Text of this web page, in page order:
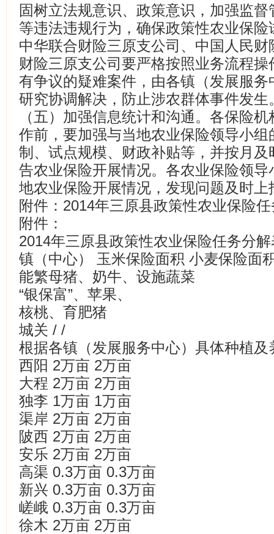
固树立法规意识、政策意识，加强监
等违法违规行为，确保政策性农业保
中华联合财险三原支公司、中国人民
财险三原支公司要严格按照业务流程
有争议的疑难案件，由各镇（发展服
研究协调解决，防止涉农群体事件发生
（五）加强信息统计和沟通。各保险
作前，要加强与当地农业保险领导小
制、试点规模、财政补贴等，并按月
告农业保险开展情况。各农业保险领
地农业保险开展情况，发现问题及时上
附件：2014年三原县政策性农业保险
附件：
2014年三原县政策性农业保险任务分
镇（中心） 玉米保险面积 小麦保险面
能繁母猪、奶牛、设施蔬菜
“银保富”、苹果、
核桃、育肥猪
城关 / /
根据各镇（发展服务中心）具体种植
西阳 2万亩 2万亩
大程 2万亩 2万亩
独李 1万亩 1万亩
渠岸 2万亩 2万亩
陂西 2万亩 2万亩
安乐 2万亩 2万亩
高渠 0.3万亩 0.3万亩
新兴 0.3万亩 0.3万亩
嵯峨 0.3万亩 0.3万亩
徐木 2万亩 2万亩